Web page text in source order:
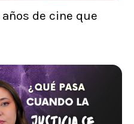
de cine que